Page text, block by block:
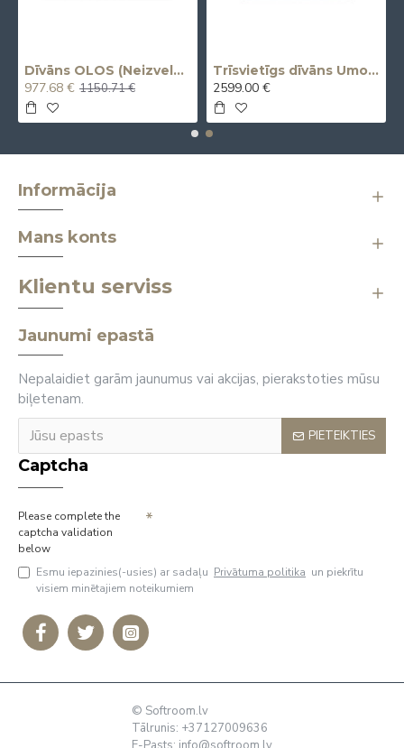
Dīvāns OLOS (Neizvelkams) (Trīsvietīgs)
977.68 € 1150.71 €
Trīsvietīgs dīvāns Umo X (Izvelkams, elektrisks)
2599.00 €
Informācija
Mans konts
Klientu serviss
Jaunumi epastā
Nepalaidiet garām jaunumus vai akcijas, pierakstoties mūsu
biļetenam.
PIETEIKTIES
Captcha
Please complete the
captcha validation
below
Esmu iepazinies(-usies) ar sadaļu Privātuma politika un piekrītu
visiem minētajiem noteikumiem
© Softroom.lv
Tālrunis: +37127009636